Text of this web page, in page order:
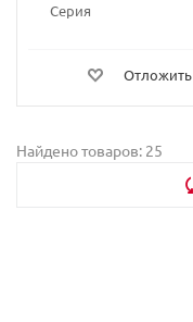
Серия
Отложить
Найдено товаров: 25